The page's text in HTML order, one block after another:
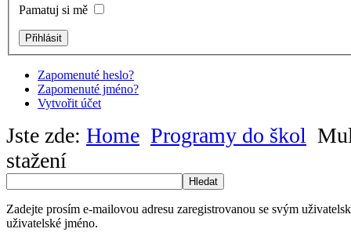
Pamatuj si mě
Zapomenuté heslo?
Zapomenuté jméno?
Vytvořit účet
Jste zde: Home Programy do škol
stažení
Hledat
Zadejte prosím e-mailovou adresu zaregistrovanou se svým
uživatelské jméno.